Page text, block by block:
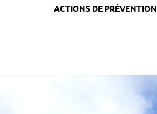
ACTIONS DE PRÉVENTION